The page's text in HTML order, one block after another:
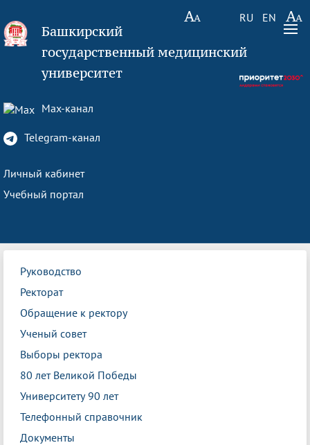
RU EN
Башкирский
государственный медицинский
университет
Max-канал
Telegram-канал
Личный кабинет
Учебный портал
Руководство
Ректорат
Обращение к ректору
Ученый совет
Выборы ректора
80 лет Великой Победы
Университету 90 лет
Телефонный справочник
Документы